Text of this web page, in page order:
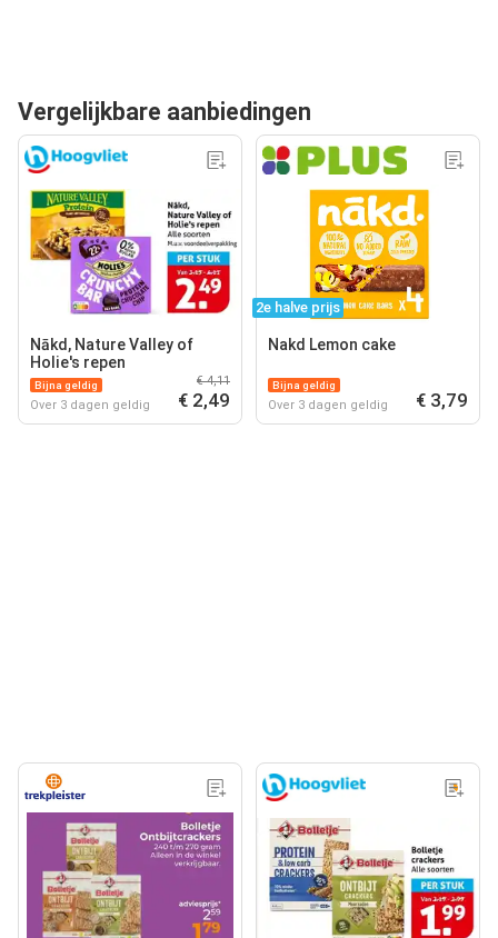
Vergelijkbare aanbiedingen
Nākd, Nature Valley of
Holie's repen
Bijna geldig
Over 3 dagen geldig
€ 4,11
€ 2,49
2e halve prijs
Nakd Lemon cake
Bijna geldig
Over 3 dagen geldig € 3,79